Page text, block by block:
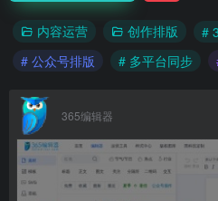
内容运营 创作排版 #
# 公众号排版
# 多平台同步
365编辑器